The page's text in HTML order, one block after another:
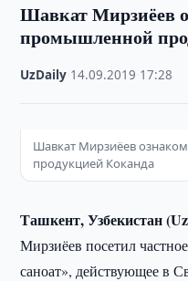
Шавкат Мирзиёев
промышленной
UzDaily 14.09.2019 17:28
Шавкат Мирзиёев
продукцией Коканда
Ташкент, Узбекистан
Мирзиёев посетил
саноат», действующее в